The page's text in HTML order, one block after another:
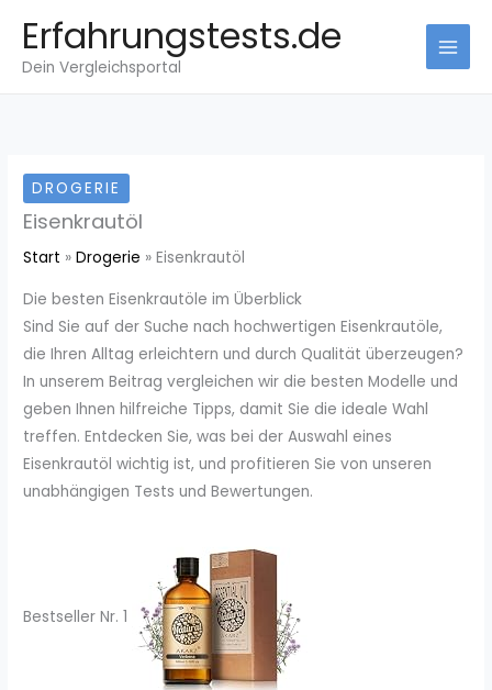
Inhalt
springen
Erfahrungstests.de
Dein Vergleichsportal
DROGERIE
Eisenkrautöl
Start Drogerie Eisenkrautöl
Die besten Eisenkrautöle im Überblick
Sind Sie auf der Suche nach hochwertigen Eisenkrautöle,
die Ihren Alltag erleichtern und durch Qualität überzeugen?
In unserem Beitrag vergleichen wir die besten Modelle und
geben Ihnen hilfreiche Tipps, damit Sie die ideale Wahl
treffen. Entdecken Sie, was bei der Auswahl eines
Eisenkrautöl wichtig ist, und profitieren Sie von unseren
unabhängigen Tests und Bewertungen.
Bestseller Nr. 1